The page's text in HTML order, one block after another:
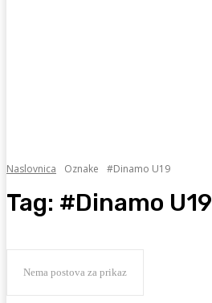
Naslovnica Oznake #Dinamo U19
Tag: #Dinamo U19
Nema postova za prikaz